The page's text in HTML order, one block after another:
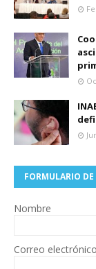
FORMULARIO
Nombre
Correo electrónico